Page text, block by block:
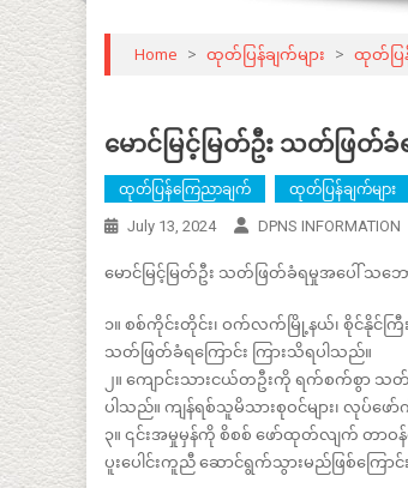
Home > ထုတ်ပြန်ချက်များ > ထုတ်ပြ
မောင်မြင့်မြတ်ဦး သတ်ဖြတ်
ထုတ်ပြန်ကြေညာချက် ထုတ်ပြန်ချက်များ
July 13, 2024 DPNS INFORMATION
မောင်မြင့်မြတ်ဦး သတ်ဖြတ်ခံရမှုအပေါ် သဘ
၁။ စစ်ကိုင်းတိုင်း၊ ဝက်လက်မြို့နယ်၊ စိုင်နိုင်ကြီ
သတ်ဖြတ်ခံရကြောင်း ကြားသိရပါသည်။
၂။ ကျောင်းသားငယ်တဦးကို ရက်စက်စွာ
ပါသည်။ ကျန်ရစ်သူမိသားစုဝင်များ၊ လုပ်ဖေ
၃။ ၎င်းအမှုမှန်ကို စိစစ် ဖော်ထုတ်လျက် တာဝ
ပူးပေါင်းကူညီ ဆောင်ရွက်သွားမည်ဖြစ်ကြေ